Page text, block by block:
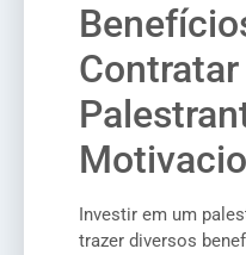
Investir em um
trazer diversos